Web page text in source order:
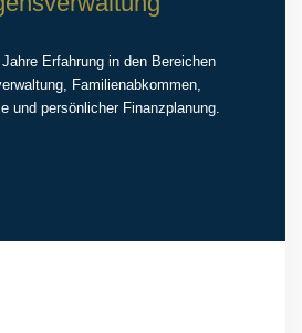
Erfahrung in den Bereichen
Familienabkommen,
und persönlicher Finanzplanung.